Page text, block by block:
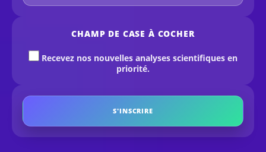
CHAMP DE CASE À COCHER
Recevez nos nouvelles analyses scientifiques en
priorité.
S'INSCRIRE